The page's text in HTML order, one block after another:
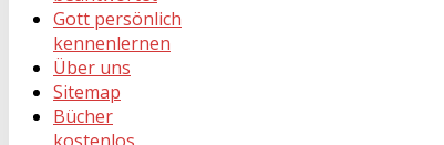
Gott persönlich
kennenlernen
Über uns
Sitemap
Bücher